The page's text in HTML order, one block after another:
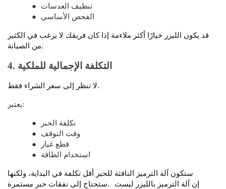
●
تنظيف العدسات
●
الفحص الأساسي
قد يكون الليزر خيارًا أكثر ملاءمة إذا كان فريقك لا يرغب في الكثير
من الصيانة.
4. التكلفة الإجمالية للملكية
لا تنظر إلى سعر الشراء فقط.
يعتبر:
●
تكلفة الحبر
●
وقت التوقف
●
قطع غيار
●
استخدام الطاقة
ستكون آلة الترميز النافثة للحبر أقل تكلفة في البداية، ولكنها
ستحتاج إلى نفقات حبر مستمرة.
إن آلة الترميز بالليزر ليست